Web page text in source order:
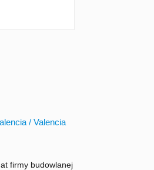
/ Valencia
firmy budowlanej